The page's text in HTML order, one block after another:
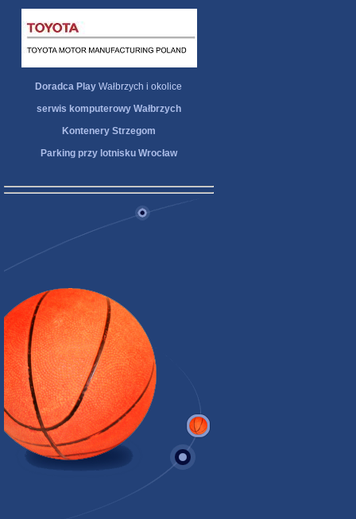
Doradca Play Wałbrzych i okolice
serwis komputerowy Wałbrzych
Kontenery Strzegom
Parking przy lotnisku Wrocław